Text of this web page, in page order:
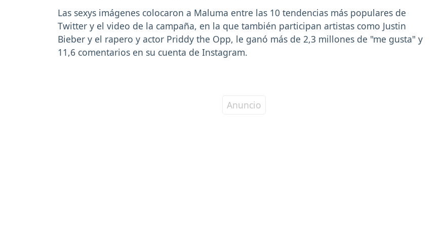
Las sexys imágenes colocaron a Maluma entre las 10 tendencias más populares de
Twitter y el video de la campaña, en la que también participan artistas como Justin
Bieber y el rapero y actor Priddy the Opp, le ganó más de 2,3 millones de "me gusta" y
11,6 comentarios en su cuenta de Instagram.